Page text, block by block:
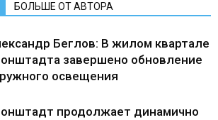
БОЛЬШЕ ОТ АВТОРА
Беглов: В жилом квартале
завершено обновление
освещения
продолжает динамично